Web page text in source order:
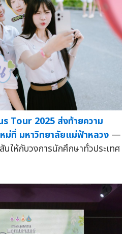
Tour 2025 ส่งท้ายความ
ม่ที่ มหาวิทยาลัยแม่ฟ้าหลวง —
นให้กับวงการนักศึกษาทั่วประเทศ